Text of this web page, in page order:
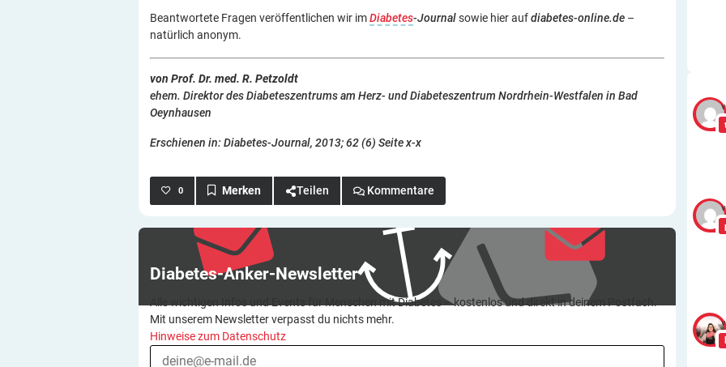
Beantwortete Fragen veröffentlichen wir imDiabetes-Journalsowie hier aufdiabetes-online.de –
natürlich anonym.
von Prof. Dr. med. R. Petzoldt
ehem. Direktor des Diabeteszentrums am Herz- und Diabeteszentrum Nordrhein-Westfalen in Bad
Oeynhausen
Erschienen in: Diabetes-Journal, 2013; 62 (6) Seite x-x
0 Teilen Kommentare
Diabetes-Anker-Newsletter
Alle wichtigen Infos und Events für Menschen mit Diabetes – kostenlos und direkt in deinem Postfach.
Mit unserem Newsletter verpasst du nichts mehr.
Hinweise zum Datenschutz